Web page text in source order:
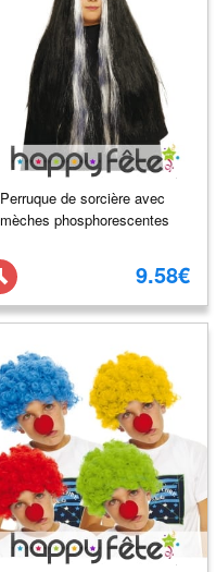
Perruque de sorcière avec
mèches phosphorescentes
9.58€